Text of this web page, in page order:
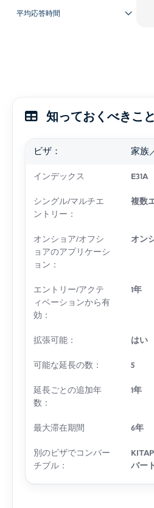
平均応答時間
知っておくべきこ
ビザ： 家族
インデックス E31A
シングル/マルチエ
ントリー：
複数
オンショア/オフシ
ョアのアプリケーシ
ョン：
オン
エントリー/アクテ
ィベーションから有
効：
1年
拡張可能： はい
可能な延長の数： 5
延長ごとの追加年
数：
1年
最大滞在期間 6年
別のビザでコンバー
チブル：
バー